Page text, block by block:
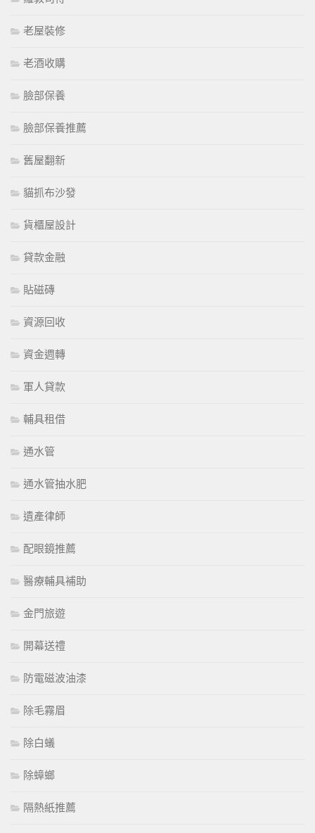
老屋裝修
老酒收購
臉部保養
臉部保養推薦
舊屋翻新
貓抓布沙發
貨櫃屋設計
貸款金融
貼磁磚
資源回收
資金週轉
軍人貸款
輔具租借
通水管
通水管抽水肥
遺產律師
配眼鏡推薦
醫療輔具補助
金門旅遊
開幕送禮
防電磁波油漆
除毛霧眉
除白蟻
除蟑螂
隔熱紙推薦